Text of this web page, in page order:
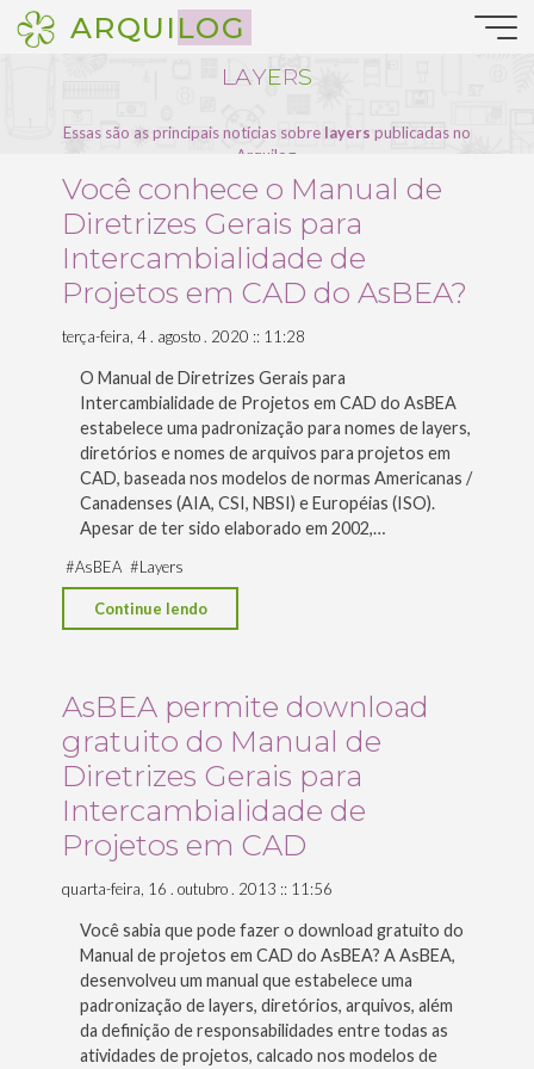
Pular
para
ARQUILOG
LAYERS
Essas são as principais notícias sobre layers publicadas no
Arquilog.
Você conhece o Manual de
Diretrizes Gerais para
Intercambialidade de
Projetos em CAD do AsBEA?
terça-feira, 4 . agosto . 2020 :: 11:28
O Manual de Diretrizes Gerais para
Intercambialidade de Projetos em CAD do AsBEA
estabelece uma padronização para nomes de layers,
diretórios e nomes de arquivos para projetos em
CAD, baseada nos modelos de normas Americanas /
Canadenses (AIA, CSI, NBSI) e Européias (ISO).
Apesar de ter sido elaborado em 2002,…
#AsBEA #Layers
Continue lendo
conhece
Manual
Diretrizes
Gerais
para
Intercambialidade
em
CAD
AsBEA?"
AsBEA permite download
gratuito do Manual de
Diretrizes Gerais para
Intercambialidade de
Projetos em CAD
quarta-feira, 16 . outubro . 2013 :: 11:56
Você sabia que pode fazer o download gratuito do
Manual de projetos em CAD do AsBEA? A AsBEA,
desenvolveu um manual que estabelece uma
padronização de layers, diretórios, arquivos, além
da definição de responsabilidades entre todas as
atividades de projetos, calcado nos modelos de